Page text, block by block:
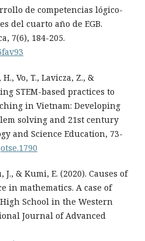
de competencias lógico-
del cuarto año de EGB.
7(6), 184-205.
Vo, T., Lavicza, Z., &
STEM-based practices to
in Vietnam: Developing
solving and 21st century
and Science Education, 73-
& Kumi, E. (2020). Causes of
in mathematics. A case of
School in the Western
Journal of Advanced